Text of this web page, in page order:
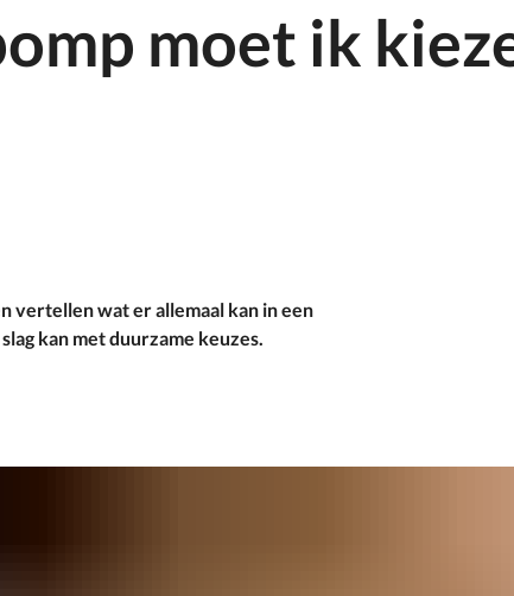
moet ik
vertellen wat er allemaal kan in een
kan met duurzame keuzes.